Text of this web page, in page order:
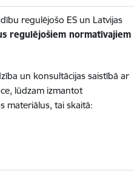
regulējošo ES un Latvijas
regulējošiem normatīvajiem
un konsultācijas saistībā ar
lūdzam izmantot
materiālus, tai skaitā: